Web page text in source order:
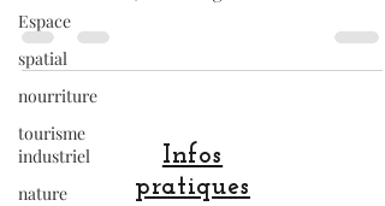
Espace
spatial
nourriture
tourisme
industriel
nature
nature et oui nous sommes au printemps. A
cette occasion, si l'on regarde autour de
nous, nous...